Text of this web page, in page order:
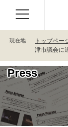
で
す
。
ば
し
て
本
文
へ
現在地 トップペー
津市議会に
Press